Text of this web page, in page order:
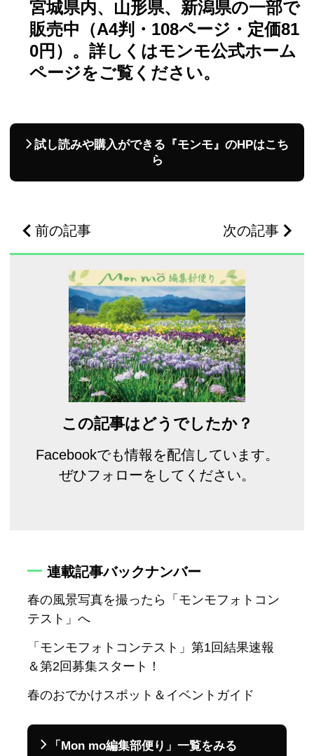
宮城県内、山形県、新潟県の一部で
販売中（A4判・108ページ・定価81
0円）。詳しくはモンモ公式ホーム
ページをご覧ください。
試し読みや購入ができる『モンモ』のHPはこち
ら
前の記事 次の記事
この記事はどうでしたか？
Facebookでも情報を配信しています。
ぜひフォローをしてください。
連載記事バックナンバー
春の風景写真を撮ったら「モンモフォトコン
テスト」へ
「モンモフォトコンテスト」第1回結果速報
＆第2回募集スタート！
春のおでかけスポット＆イベントガイド
「Mon mo編集部便り」一覧をみる